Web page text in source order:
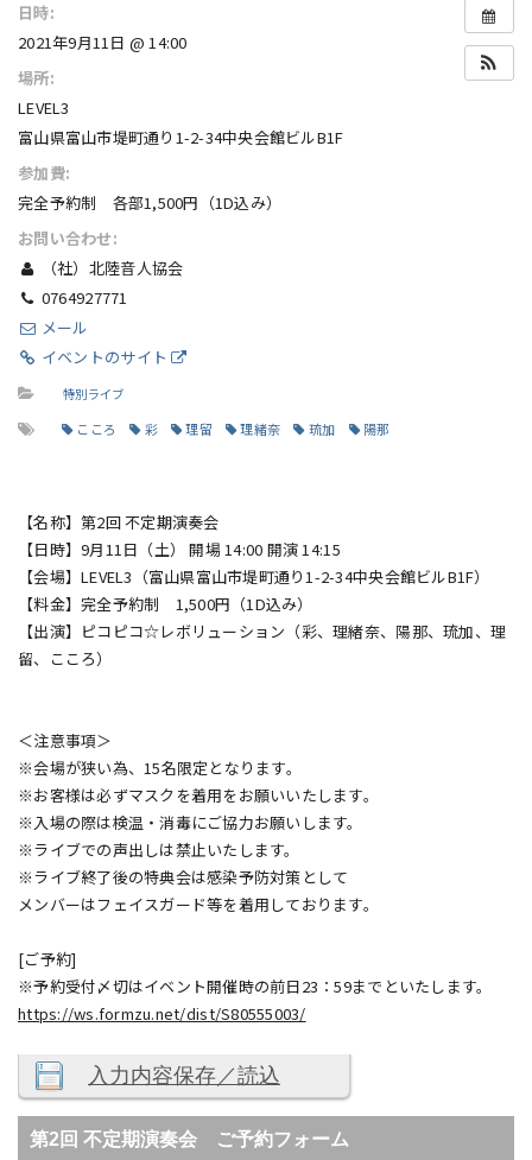
日時:
2021年9月11日 @ 14:00
場所:
LEVEL3
富山県富山市堤町通り1-2-34中央会館ビルB1F
参加費:
完全予約制 各部1,500円（1D込み）
お問い合わせ:
（社）北陸音人協会
0764927771
メール
イベントのサイト
特別ライブ
こころ 彩 理留 理緒奈 琉加 陽那
【名称】第2回 不定期演奏会
【日時】9月11日（土） 開場 14:00 開演 14:15
【会場】LEVEL3（富山県富山市堤町通り1-2-34中央会館ビルB1F）
【料金】完全予約制 1,500円（1D込み）
【出演】ピコピコ☆レボリューション（彩、理緒奈、陽那、琉加、理
留、こころ）
＜注意事項＞
※会場が狭い為、15名限定となります。
※お客様は必ずマスクを着用をお願いいたします。
※入場の際は検温・消毒にご協力お願いします。
※ライブでの声出しは禁止いたします。
※ライブ終了後の特典会は感染予防対策として
メンバーはフェイスガード等を着用しております。
[ご予約]
※予約受付〆切はイベント開催時の前日23：59までといたします。
https://ws.formzu.net/dist/S80555003/